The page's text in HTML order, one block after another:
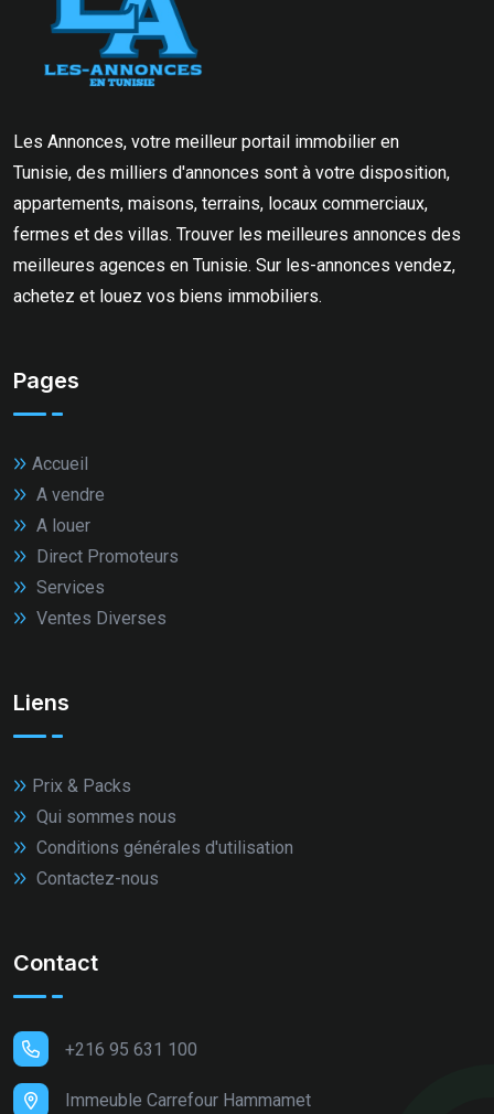
Les Annonces, votre meilleur portail immobilier en
Tunisie, des milliers d'annonces sont à votre disposition,
appartements, maisons, terrains, locaux commerciaux,
fermes et des villas. Trouver les meilleures annonces des
meilleures agences en Tunisie. Sur les-annonces vendez,
achetez et louez vos biens immobiliers.
Pages
Accueil
A vendre
A louer
Direct Promoteurs
Services
Ventes Diverses
Liens
Prix & Packs
Qui sommes nous
Conditions générales d'utilisation
Contactez-nous
Contact
+216 95 631 100
Immeuble Carrefour Hammamet